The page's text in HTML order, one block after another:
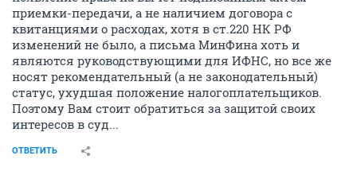
приемки-передачи, а не наличием договора с
квитанциями о расходах, хотя в ст.220 НК РФ
изменений не было, а письма МинФина хоть и
являются руководствующими для ИФНС, но все же
носят рекомендательный (а не законодательный)
статус, ухудшая положение налогоплательщиков.
Поэтому Вам стоит обратиться за защитой своих
интересов в суд...
ОТВЕТИТЬ